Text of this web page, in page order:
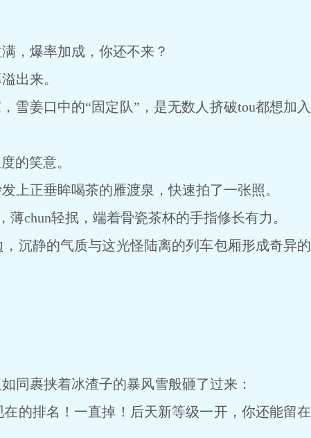
，爆率加成，你还不来？
出来。
姜口中的“固定队”，是无数人挤破tou都想加入
的笑意。
正垂眸喝茶的雁渡泉，快速拍了一张照。
轻抿，端着骨瓷茶杯的手指修长有力。
静的气质与这光怪陆离的列车包厢形成奇异的
裹挟着冰渣子的暴风雪般砸了过来：
排名！一直掉！后天新等级一开，你还能留在